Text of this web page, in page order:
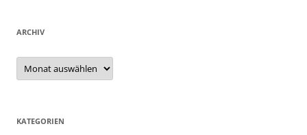
ARCHIV
Archiv
KATEGORIEN